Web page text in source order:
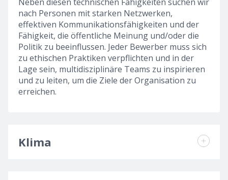
nach Personen mit starken Netzwerken,
effektiven Kommunikationsfähigkeiten und der
Fähigkeit, die öffentliche Meinung und/oder die
Politik zu beeinflussen. Jeder Bewerber muss sich
zu ethischen Praktiken verpflichten und in der
Lage sein, multidisziplinäre Teams zu inspirieren
und zu leiten, um die Ziele der Organisation zu
erreichen.
Klima